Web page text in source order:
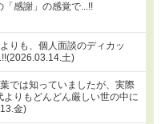
感謝」の感覚で...!!
りも、個人面談のディカッ
土)
では知っていましたが、実際
りもどんどん厳しい世の中に
金)